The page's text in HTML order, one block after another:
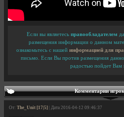
Если вы являетесь правообладателем
размещения информации о данном
ознакомьтесь с нашей информацией для
письмо. Если Вы против размещения
радостью пойдет Вам
Комментарии
От: The_Unit [17|5] | Дата 2016-04-12 09:46:37